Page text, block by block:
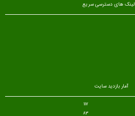
لینک های دسترسی سریع
آمار بازدید سایت
117
83